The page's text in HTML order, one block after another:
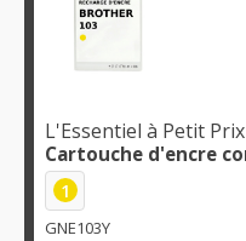
L'Essentiel à Petit Prix
1
GNE103Y